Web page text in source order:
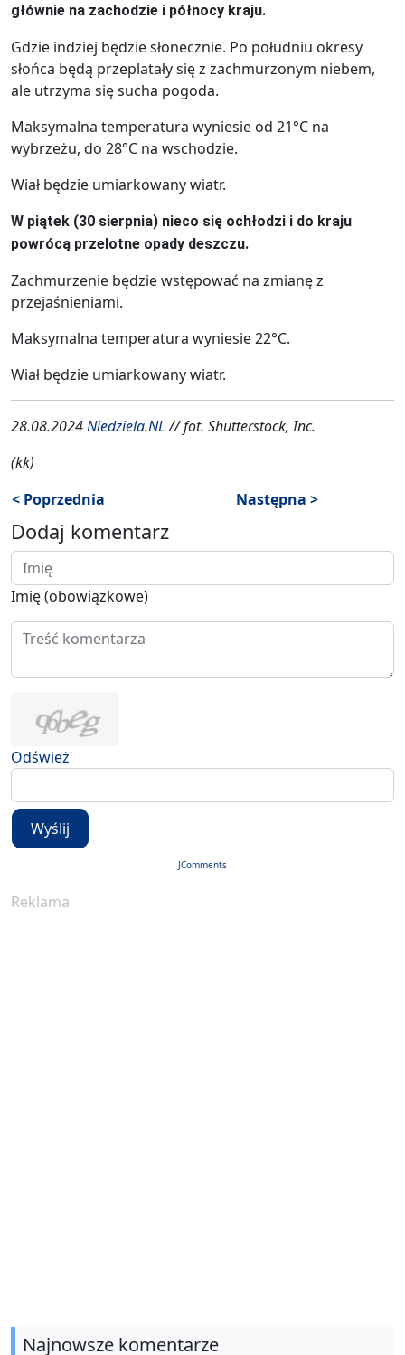
głównie na zachodzie i północy kraju.
Gdzie indziej będzie słonecznie. Po południu okresy
słońca będą przeplatały się z zachmurzonym niebem,
ale utrzyma się sucha pogoda.
Maksymalna temperatura wyniesie od 21°C na
wybrzeżu, do 28°C na wschodzie.
Wiał będzie umiarkowany wiatr.
W piątek (30 sierpnia) nieco się ochłodzi i do kraju
powrócą przelotne opady deszczu.
Zachmurzenie będzie wstępować na zmianę z
przejaśnieniami.
Maksymalna temperatura wyniesie 22°C.
Wiał będzie umiarkowany wiatr.
28.08.2024Niedziela.NL// fot. Shutterstock, Inc.
(kk)
< Poprzednia
Następna >
Dodaj komentarz
Imię (obowiązkowe)
Odśwież
Wyślij
JComments
Reklama
Najnowsze komentarze